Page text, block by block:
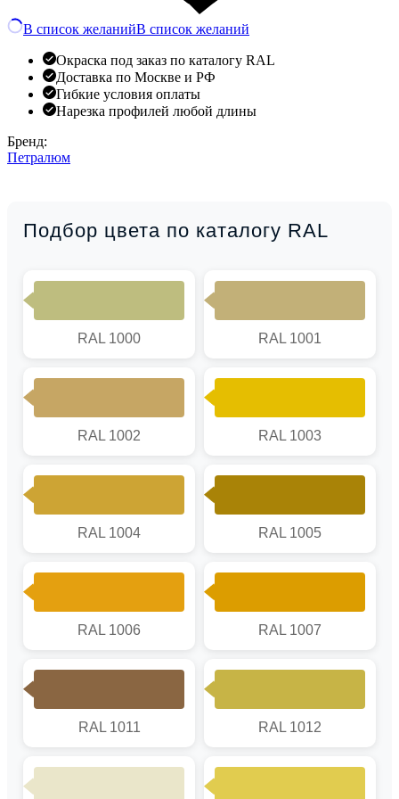
В список желанийВ список желаний
Окраска под заказ по каталогу RAL
Доставка по Москве и РФ
Гибкие условия оплаты
Нарезка профилей любой длины
Бренд:
Петралюм
Подбор цвета по каталогу RAL
RAL 1000 RAL 1001
RAL 1002 RAL 1003
RAL 1004 RAL 1005
RAL 1006 RAL 1007
RAL 1011 RAL 1012